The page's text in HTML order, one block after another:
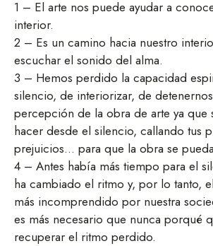
1 – El arte nos puede ayudar a
interior.
2 – Es un camino hacia nuestro
escuchar el sonido del alma.
3 – Hemos perdido la capacidad
silencio, de interiorizar, de
percepción de la obra de arte ya que
hacer desde el silencio, callando tus
prejuicios… para que la obra se
4 – Antes había más tiempo para el
ha cambiado el ritmo y, por lo tanto,
más incomprendido por nuestra
es más necesario que nunca porqué
recuperar el ritmo perdido.